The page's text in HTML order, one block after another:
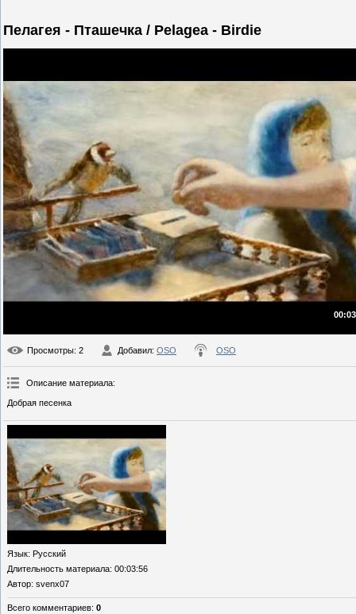
Пелагея - Пташечка / Pelagea - Birdie
Просмотры: 2 Добавил: OSO OSO
Описание материала:
Добрая песенка
Язык: Русский
Длительность материала: 00:03:56
Автор: svenx07
Всего комментариев: 0